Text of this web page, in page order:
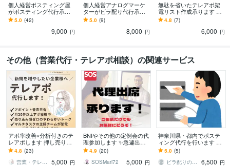
個人経営ポスティング屋
がポスティング代行承り
ます 神奈川・都内エリア
対応！エリアに合わせた
効果的なポスティング
5.0 (42)
9,000 円
個人経営アナログマーケ
ターがビラ配り代行承り
ます 個人店様に選ばれる
ターゲットビラ配り代行
で効果的に新規集客
5.0 (9)
8,000 円
無駄を省いたテレアポ架
電リスト作成承ります 元
営業マンの観点で業務効
率を考えたテレアポ架電
4.8 (7)
6,000 円
その他（営業代行・テレアポ相談）の関連サービス
アポ率改善×分析付きのテ
レアポします 押し売りじ
ゃなく、柔らかいテレア
ポ営業を。（ビデオな
し）
4.8 (23)
営業・テレアポ・ママチーム
5,000 円
BNIやその他の定例会の代
理参加します ✨急遽出席
出来なくても大丈夫！い
つでも代理出席！
4.9 (20)
SOSMari72
5,000 円
神奈川県・都内でポステ
ィング代行を行います ビ
ラ単価3円＋交通費で1,50
0枚より請け負います。
5.0 (5)
ビラ配りのキタムラ
6,500 円